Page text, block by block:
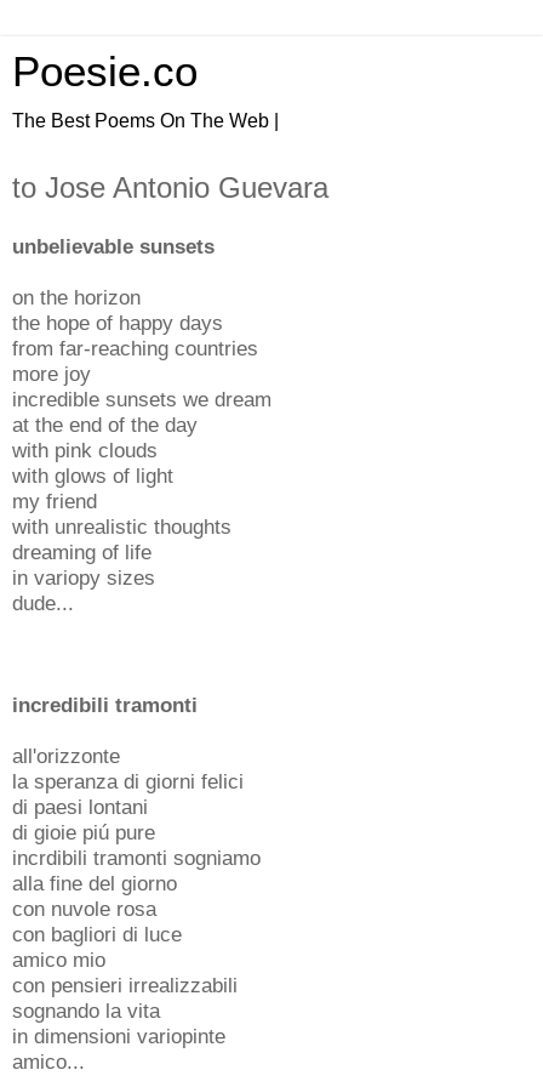
Poesie.co
The Best Poems On The Web |
to Jose Antonio Guevara
unbelievable sunsets
on the horizon
the hope of happy days
from far-reaching countries
more joy
incredible sunsets we dream
at the end of the day
with pink clouds
with glows of light
my friend
with unrealistic thoughts
dreaming of life
in variopy sizes
dude...
incredibili tramonti
all'orizzonte
la speranza di giorni felici
di paesi lontani
di gioie piú pure
incrdibili tramonti sogniamo
alla fine del giorno
con nuvole rosa
con bagliori di luce
amico mio
con pensieri irrealizzabili
sognando la vita
in dimensioni variopinte
amico...